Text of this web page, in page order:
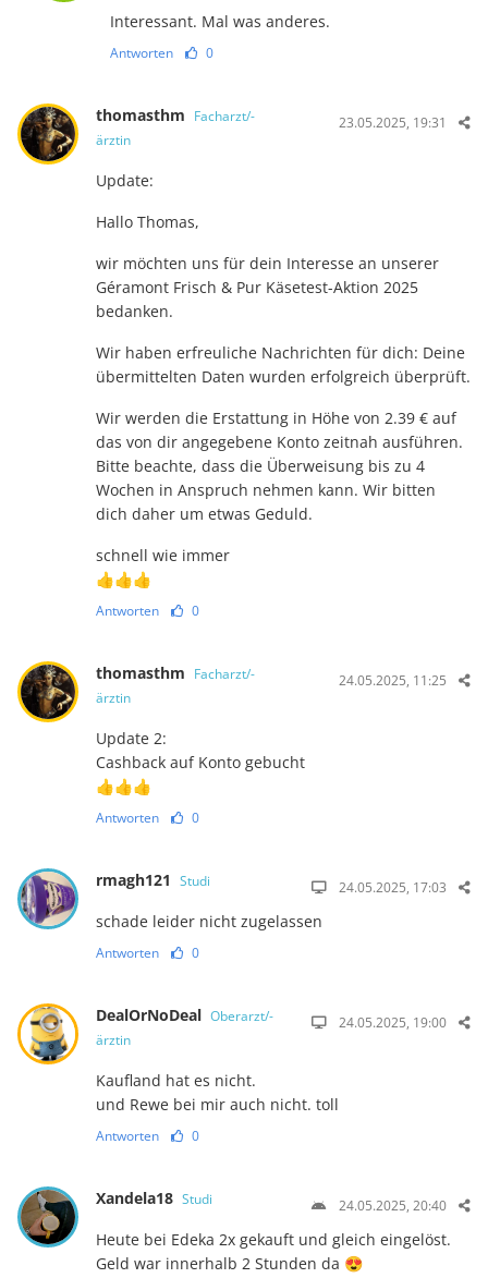
Interessant. Mal was anderes.
Antworten 0
thomasthm Facharzt/-
ärztin
23.05.2025, 19:31
Update:
Hallo Thomas,
wir möchten uns für dein Interesse an unserer
Géramont Frisch & Pur Käsetest-Aktion 2025
bedanken.
Wir haben erfreuliche Nachrichten für dich: Deine
übermittelten Daten wurden erfolgreich überprüft.
Wir werden die Erstattung in Höhe von 2.39 € auf
das von dir angegebene Konto zeitnah ausführen.
Bitte beachte, dass die Überweisung bis zu 4
Wochen in Anspruch nehmen kann. Wir bitten
dich daher um etwas Geduld.
schnell wie immer
👍👍👍
Antworten 0
thomasthm Facharzt/-
ärztin
24.05.2025, 11:25
Update 2:
Cashback auf Konto gebucht
👍👍👍
Antworten 0
rmagh121 Studi 24.05.2025, 17:03
schade leider nicht zugelassen
Antworten 0
DealOrNoDeal Oberarzt/-
ärztin
24.05.2025, 19:00
Kaufland hat es nicht.
und Rewe bei mir auch nicht. toll
Antworten 0
Xandela18 Studi 24.05.2025, 20:40
Heute bei Edeka 2x gekauft und gleich eingelöst.
Geld war innerhalb 2 Stunden da 😍